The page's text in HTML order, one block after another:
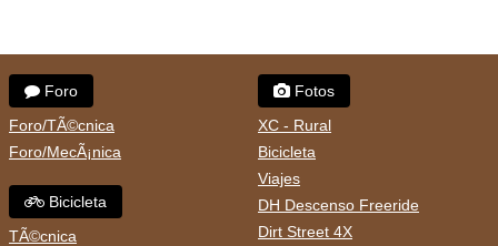
Foro
Foro/TÃ©cnica
Foro/MecÃ¡nica
Bicicleta
TÃ©cnica
Fotos
XC - Rural
Bicicleta
Viajes
DH Descenso Freeride
Dirt Street 4X